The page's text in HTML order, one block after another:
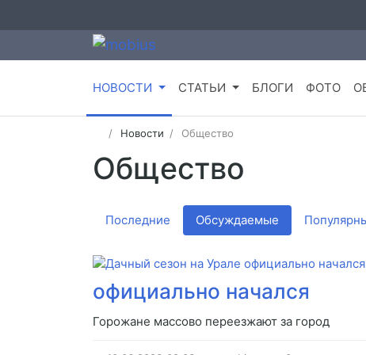
НОВОСТИ СТАТЬИ БЛОГИ ФОТО
Новости Общество
Общество
Последние Обсуждаемые
официально начался
Горожане массово переезжают за город